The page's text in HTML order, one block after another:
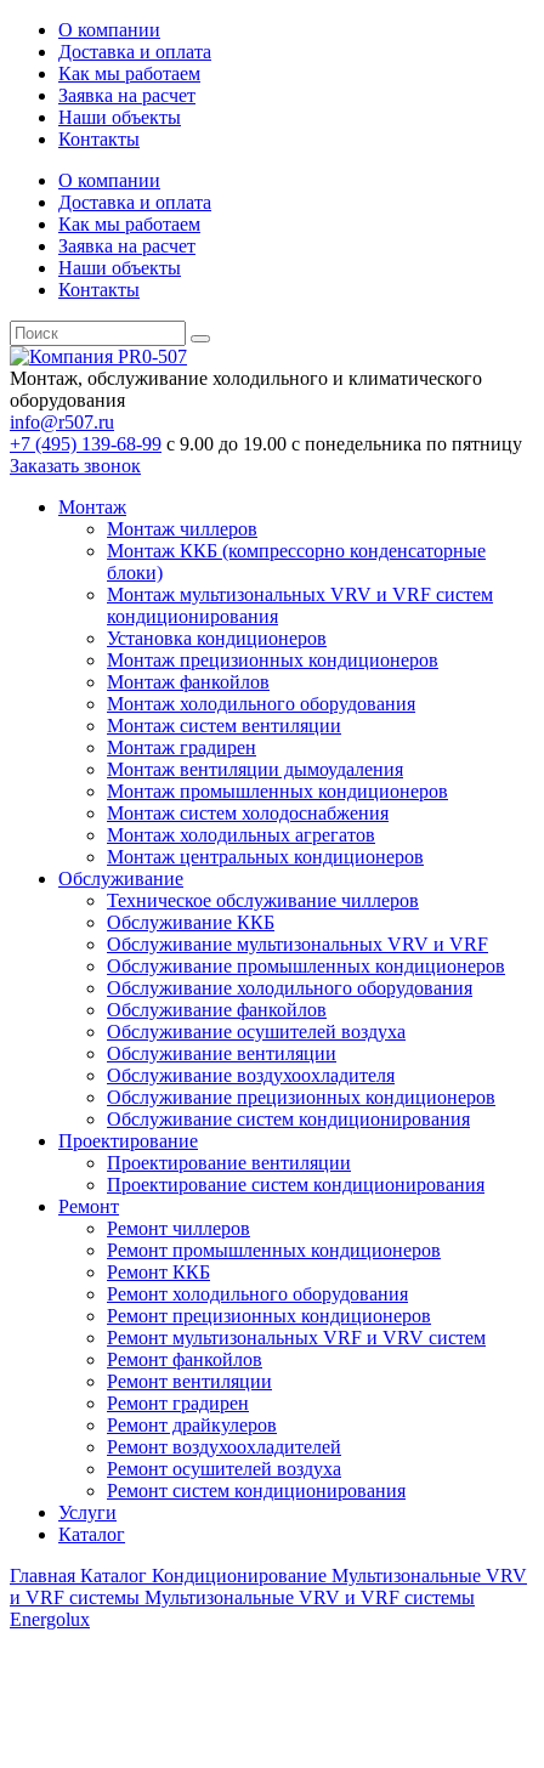
О компании
Доставка и оплата
Как мы работаем
Заявка на расчет
Наши объекты
Контакты
О компании
Доставка и оплата
Как мы работаем
Заявка на расчет
Наши объекты
Контакты
Монтаж, обслуживание холодильного и климатического
оборудования
info@r507.ru
+7 (495) 139-68-99 с 9.00 до 19.00 с понедельника по пятницу
Заказать звонок
Монтаж
Монтаж чиллеров
Монтаж ККБ (компрессорно конденсаторные
блоки)
Монтаж мультизональных VRV и VRF систем
кондиционирования
Установка кондиционеров
Монтаж прецизионных кондиционеров
Монтаж фанкойлов
Монтаж холодильного оборудования
Монтаж систем вентиляции
Монтаж градирен
Монтаж вентиляции дымоудаления
Монтаж промышленных кондиционеров
Монтаж систем холодоснабжения
Монтаж холодильных агрегатов
Монтаж центральных кондиционеров
Обслуживание
Техническое обслуживание чиллеров
Обслуживание ККБ
Обслуживание мультизональных VRV и VRF
Обслуживание промышленных кондиционеров
Обслуживание холодильного оборудования
Обслуживание фанкойлов
Обслуживание осушителей воздуха
Обслуживание вентиляции
Обслуживание воздухоохладителя
Обслуживание прецизионных кондиционеров
Обслуживание систем кондиционирования
Проектирование
Проектирование вентиляции
Проектирование систем кондиционирования
Ремонт
Ремонт чиллеров
Ремонт промышленных кондиционеров
Ремонт ККБ
Ремонт холодильного оборудования
Ремонт прецизионных кондиционеров
Ремонт мультизональных VRF и VRV систем
Ремонт фанкойлов
Ремонт вентиляции
Ремонт градирен
Ремонт драйкулеров
Ремонт воздухоохладителей
Ремонт осушителей воздуха
Ремонт систем кондиционирования
Услуги
Каталог
Главная Каталог Кондиционирование Мультизональные VRV
и VRF системы Мультизональные VRV и VRF системы
Energolux